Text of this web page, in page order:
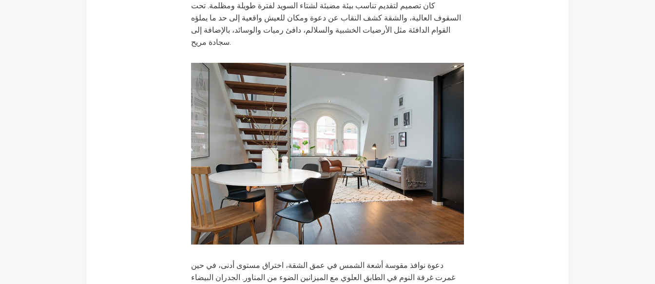
كان تصميم لتقديم تناسب بيئة مضيئة لشتاء السويد لفترة طويلة ومظلمة. تحت
السقوف العالية، والشقة كشف النقاب عن دعوة ومكان للعيش واقعية إلى حد ما يملؤه
القوام الدافئة مثل الأرضيات الخشبية والسلالم، دافئ رميات والوسائد، بالإضافة إلى
سجادة مريح.
دعوة نوافذ مقوسة أشعة الشمس في عمق الشقة، اختراق مستوى أدنى، في حين
غمرت غرفة النوم في الطابق العلوي مع الميزانين الضوء من المناور. الجدران البيضاء